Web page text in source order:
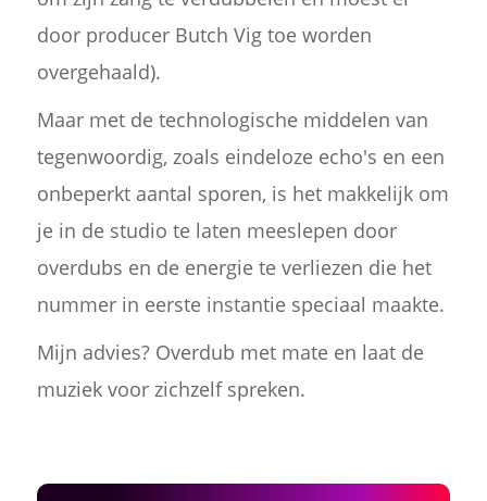
door producer Butch Vig toe worden
overgehaald).
Maar met de technologische middelen van
tegenwoordig, zoals eindeloze echo's en een
onbeperkt aantal sporen, is het makkelijk om
je in de studio te laten meeslepen door
overdubs en de energie te verliezen die het
nummer in eerste instantie speciaal maakte.
Mijn advies? Overdub met mate en laat de
muziek voor zichzelf spreken.